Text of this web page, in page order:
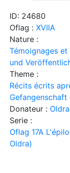
ID: 24680
Oflag : XVIIA
Nature :
Témoignages
und
Theme :
Récits écrits
Donateur :
Serie :
Oflag 17A
Oldra)